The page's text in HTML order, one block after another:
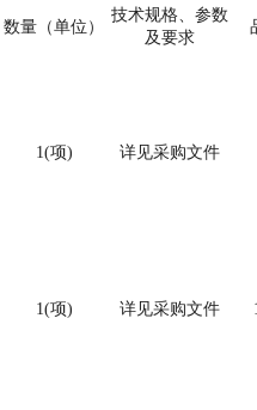
数量（单位）
技术规格、参数
及要求
1(项) 详见采购文件
1(项) 详见采购文件